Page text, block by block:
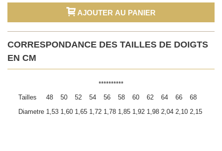
AJOUTER AU PANIER
CORRESPONDANCE DES TAILLES DE DOIGTS
EN CM
**********
Tailles
48 50 52 54 56 58 60 62 64 66
68
Diametre 1,53 1,60 1,65 1,72 1,78 1,85 1,92 1,98 2,04 2,10 2,15